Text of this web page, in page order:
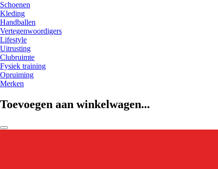
Schoenen
Kleding
Handballen
Vertegenwoordigers
Lifestyle
Uitrusting
Clubruimte
Fysiek training
Opruiming
Merken
Toevoegen aan winkelwagen...